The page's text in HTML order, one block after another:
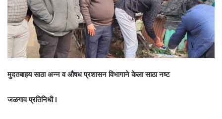
मुदतबाहय साठा अन्न व औषध प्रशासन विभागाने केला साठा नष्ट
जळगाव प्रतिनिधी I